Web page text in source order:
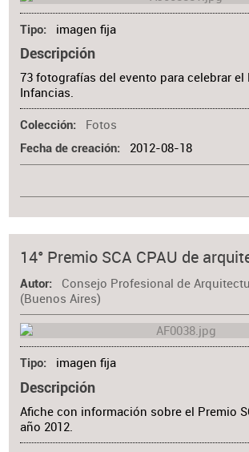
Tipo imagen fija
Descripción
73 fotografías del evento para celebrar el
Infancias.
Colección Fotos
Fecha de creación 2012-08-18
14° Premio SCA CPAU de
Autor
Consejo Profesional de
(Buenos Aires)
Tipo imagen fija
Descripción
Afiche con información sobre el Premio
año 2012.